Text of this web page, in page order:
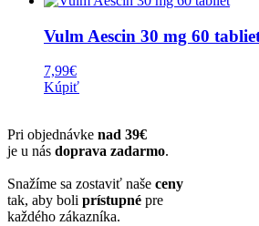
Vulm Aescin 30 mg 60
7,99€
Kúpiť
Pri objednávke nad 39€
je u nás doprava zadarmo.
Snažíme sa zostaviť naše ceny
tak, aby boli prístupné pre
každého zákazníka.